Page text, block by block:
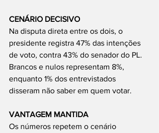
CENÁRIO DECISIVO
Na disputa direta entre os dois, o
presidente registra 47% das intenções
de voto, contra 43% do senador do PL.
Brancos e nulos representam 8%,
enquanto 1% dos entrevistados
disseram não saber em quem votar.
VANTAGEM MANTIDA
Os números repetem o cenário